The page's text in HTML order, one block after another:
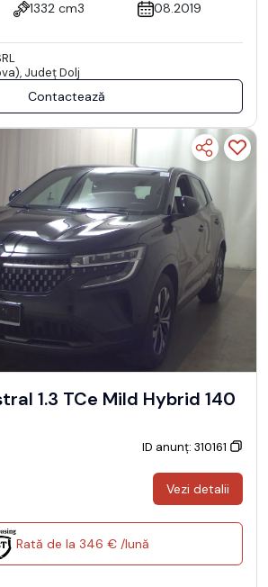
1332 cm3 08.2019
Județ Dolj
Contactează
1.3 TCe Mild Hybrid 140
ID anunț: 310161
Vezi detalii
Rată de la 346 € /lună